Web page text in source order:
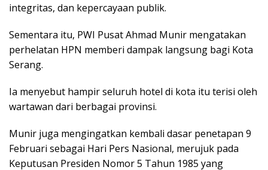
integritas, dan kepercayaan publik.
Sementara itu, PWI Pusat Ahmad Munir mengatakan
perhelatan HPN memberi dampak langsung bagi Kota
Serang.
Ia menyebut hampir seluruh hotel di kota itu terisi oleh
wartawan dari berbagai provinsi.
Munir juga mengingatkan kembali dasar penetapan 9
Februari sebagai Hari Pers Nasional, merujuk pada
Keputusan Presiden Nomor 5 Tahun 1985 yang